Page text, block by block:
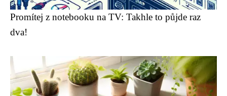
Promítej z notebooku na TV: Takhle to půjde raz
dva!